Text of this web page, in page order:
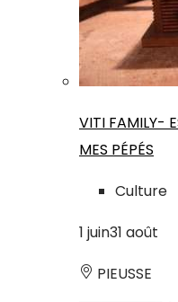
VITI FAMILY-
MES PÉPÉS
Culture
1 juin31 août
PIEUSSE